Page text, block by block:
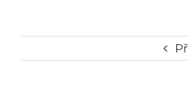
Školní poradenské pracoviště